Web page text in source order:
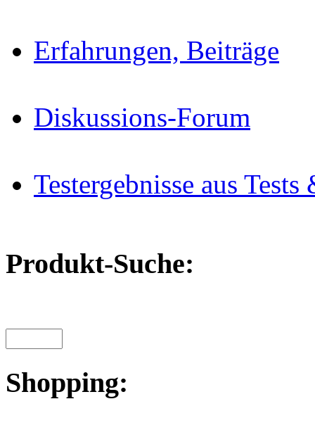
Erfahrungen, Beiträge
Diskussions-Forum
Testergebnisse aus
Produkt-Suche:
Shopping: